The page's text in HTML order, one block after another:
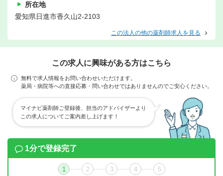
所在地
愛知県日進市香久山2-2103
この法人の他の薬剤師求人を見る
この求人に興味がある方はこちら
無料で求人情報をお問い合わせいただけます。
薬局・病院等への直接応募・問い合わせではありませんのでご安心ください。
マイナビ薬剤師ご登録後、担当のアドバイザーより
この求人についてご案内差し上げます！
1分で登録完了
1 2 3 4 5